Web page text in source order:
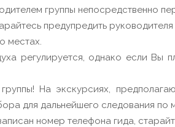
группы непосредственно
предупредить
местах.
регулируется, однако если Вы
На экскурсиях,
для дальнейшего следования по
номер телефона гида,